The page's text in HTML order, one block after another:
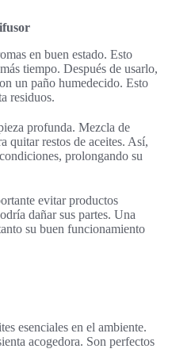
en buen estado. Esto
tiempo. Después de usarlo,
un paño humedecido. Esto
residuos.
profunda. Mezcla de
quitar restos de aceites. Así,
prolongando su
evitar productos
dañar sus partes. Una
su buen funcionamiento
esenciales en el ambiente.
acogedora. Son perfectos